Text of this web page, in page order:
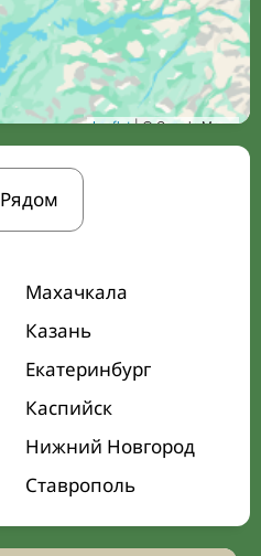
Leaflet| © Google Maps
Рядом
Махачкала
Казань
Екатеринбург
Каспийск
Нижний Новгород
Ставрополь